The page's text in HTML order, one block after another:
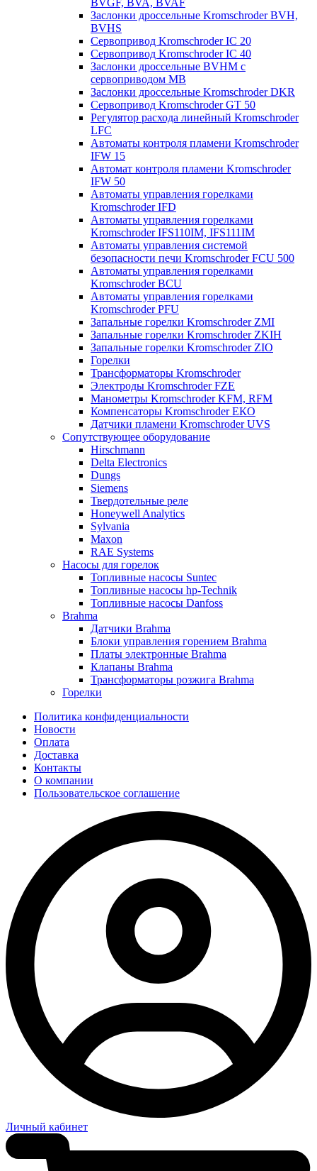
BVGF, BVA, BVAF
Заслонки дроссельные Kromschroder BVH,
BVHS
Сервопривод Kromschroder IC 20
Сервопривод Kromschroder IC 40
Заслонки дроссельные BVHM с
сервоприводом МВ
Заслонки дроссельные Kromschroder DKR
Cервопривод Kromschroder GT 50
Регулятор расхода линейный Kromschroder
LFC
Автоматы контроля пламени Kromschroder
IFW 15
Автомат контроля пламени Kromschroder
IFW 50
Автоматы управления горелками
Kromschroder IFD
Автоматы управления горелками
Kromschroder IFS110IM, IFS111IM
Автоматы управления системой
безопасности печи Kromschroder FCU 500
Автоматы управления горелками
Kromschroder BCU
Автоматы управления горелками
Kromschroder PFU
Запальные горелки Kromschroder ZМI
Запальные горелки Kromschroder ZKIH
Запальные горелки Kromschroder ZIO
Горелки
Трансформаторы Kromschroder
Электроды Kromschroder FZE
Манометры Kromschroder KFM, RFM
Компенсаторы Kromschroder ЕКО
Датчики пламени Kromschroder UVS
Сопутствующее оборудование
Hirschmann
Delta Electronics
Dungs
Siemens
Твердотельные реле
Honeywell Analytics
Sylvania
Maxon
RAE Systems
Насосы для горелок
Топливные насосы Suntec
Топливные насосы hp-Technik
Топливные насосы Danfoss
Brahma
Датчики Brahma
Блоки управления горением Brahma
Платы электронные Brahma
Клапаны Brahma
Трансформаторы розжига Brahma
Горелки
Политика конфиденциальности
Новости
Оплата
Доставка
Контакты
О компании
Пользовательское соглашение
Личный кабинет